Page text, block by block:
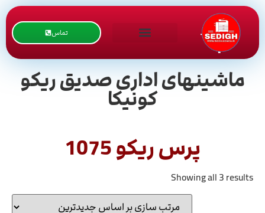
تماس
ماشینهای اداری صدیق ریکو
کونیکا
پرس ریکو 1075
Showing all 3 results